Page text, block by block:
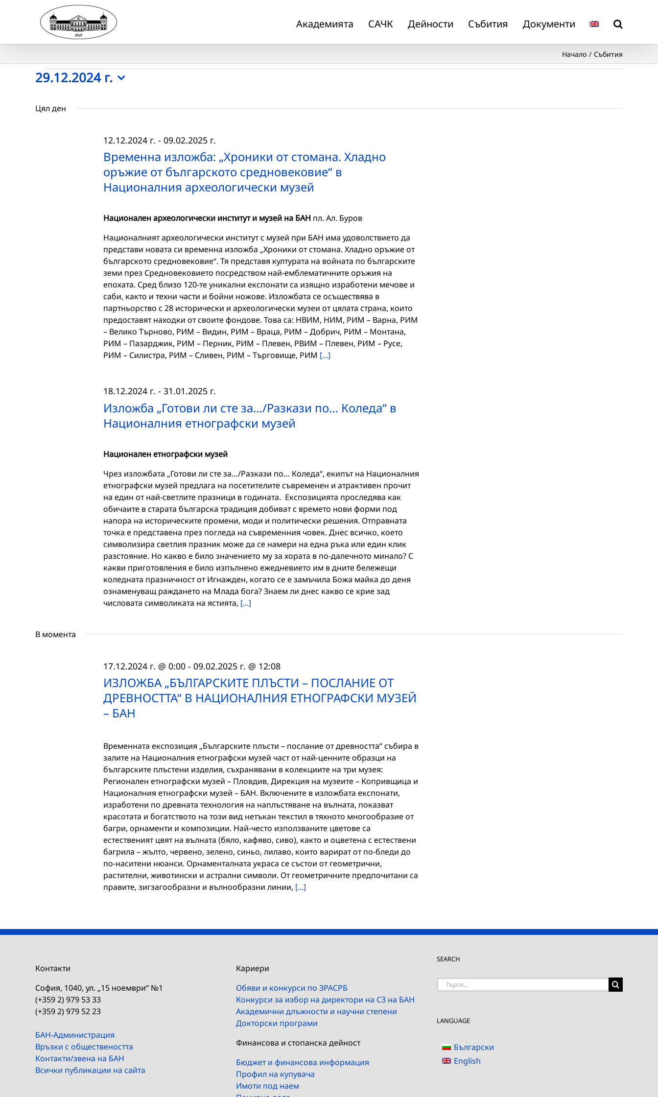
Академията САЧК Дейности Събития Документи
Начало Събития
Събития
for
29.12.2024 г.
date.
Цял ден
Временна изложба: „Хроники от стомана. Хладно
оръжие от българското средновековие“ в
Националния археологически музей
12.12.2024 г. - 09.02.2025 г.
Национален археологически институт и музей на БАН пл. Ал. Буров
Националният археологически институт с музей при БАН има удоволствието да
представи новата си временна изложба „Хроники от стомана. Хладно оръжие от
българското средновековие“. Тя представя културата на войната по българските
земи през Средновековието посредством най-емблематичните оръжия на
епохата. Сред близо 120-те уникални експонати са изящно изработени мечове и
саби, както и техни части и бойни ножове. Изложбата се осъществява в
партньорство с 28 исторически и археологически музеи от цялата страна, които
предоставят находки от своите фондове. Това са: НВИМ, НИМ, РИМ – Варна, РИМ
– Велико Търново, РИМ – Видин, РИМ – Враца, РИМ – Добрич, РИМ – Монтана,
РИМ – Пазарджик, РИМ – Перник, РИМ – Плевен, РВИМ – Плевен, РИМ – Русе,
РИМ – Силистра, РИМ – Сливен, РИМ – Търговище, РИМ [...]
Изложба „Готови ли сте за…/Разкази по… Коледа“ в
Националния етнографски музей
18.12.2024 г. - 31.01.2025 г.
Национален етнографски музей
Чрез изложбата „Готови ли сте за…/Разкази по… Коледа“, екипът на Националния
етнографски музей предлага на посетителите съвременен и атрактивен прочит
на един от най-светлите празници в годината. Експозицията проследява как
обичаите в старата българска традиция добиват с времето нови форми под
напора на историческите промени, моди и политически решения. Отправната
точка е представена през погледа на съвременния човек. Днес всичко, което
символизира светлия празник може да се намери на една ръка или един клик
разстояние. Но какво е било значението му за хората в по-далечното минало? С
какви приготовления е било изпълнено ежедневието им в дните бележещи
коледната празничност от Игнажден, когато се е замъчила Божа майка до деня
ознаменуващ раждането на Млада бога? Знаем ли днес какво се крие зад
числовата символиката на ястията, [...]
В момента
ИЗЛОЖБА „БЪЛГАРСКИТЕ ПЛЪСТИ – ПОСЛАНИЕ ОТ
ДРЕВНОСТТА“ В НАЦИОНАЛНИЯ ЕТНОГРАФСКИ МУЗЕЙ
– БАН
17.12.2024 г. @ 0:00- 09.02.2025 г. @ 12:08
Временната експозиция „Българските плъсти – послание от древността“ събира в
залите на Националния етнографски музей част от най-ценните образци на
българските плъстени изделия, съхранявани в колекциите на три музея:
Регионален етнографски музей – Пловдив, Дирекция на музеите – Копривщица и
Националния етнографски музей – БАН. Включените в изложбата експонати,
изработени по древната технология на наплъстяване на вълната, показват
красотата и богатството на този вид нетъкан текстил в тяхното многообразие от
багри, орнаменти и композиции. Най-често използваните цветове са
естественият цвят на вълната (бяло, кафяво, сиво), както и оцветена с естествени
багрила – жълто, червено, зелено, синьо, лилаво, които варират от по-бледи до
по-наситени нюанси. Орнаменталната украса се състои от геометрични,
растителни, животински и астрални символи. От геометричните предпочитани са
правите, зигзагообразни и вълнообразни линии, [...]
Контакти
София, 1040, ул. „15 ноември“ №1
(+359 2) 979 53 33
(+359 2) 979 52 23
БАН-Администрация
Връзки с обществеността
Контакти/звена на БАН
Всички публикации на сайта
Кариери
Обяви и конкурси по ЗРАСРБ
Конкурси за избор на директори на СЗ на БАН
Академични длъжности и научни степени
Докторски програми
Финансова и стопанска дейност
Бюджет и финансова информация
Профил на купувача
Имоти под наем
SEARCH
Търсене
LANGUAGE
Български
English